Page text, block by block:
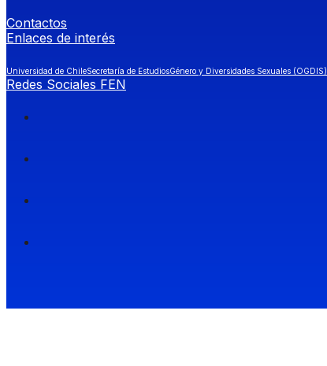
Contactos
Enlaces de interés
Universidad de ChileSecretaría de EstudiosGénero y Diversidades Sexuales (OGDIS)
Redes Sociales FEN